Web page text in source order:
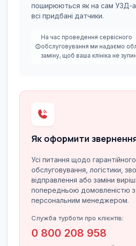
поширюються як на сам УЗД-
всі придбані датчики.
На час проведення сервісного
обслуговування ми надаємо
заміну, щоб ваша клініка не
Як оформити
Усі питання щодо гарантійного
обслуговування, логістики,
відправлення або заміни
попередньою домовленістю з
персональним менеджером.
Служба турботи про клієнтів:
0 800 208 958